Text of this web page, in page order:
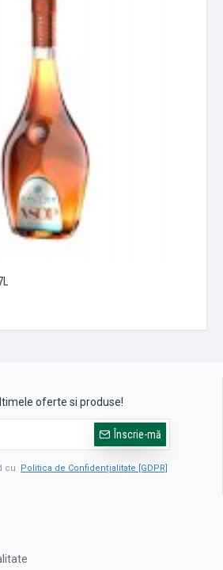
oferte si produse!
Înscrie-mă
cu Politica de Confidențialitate [GDPR]